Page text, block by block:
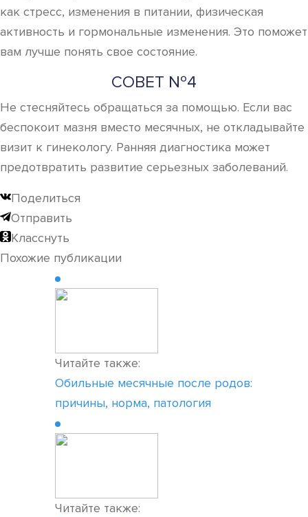
как стресс, изменения в питании, физическая
активность и гормональные изменения. Это поможет
вам лучше понять свое состояние.
СОВЕТ №4
Не стесняйтесь обращаться за помощью. Если вас
беспокоит мазня вместо месячных, не откладывайте
визит к гинекологу. Ранняя диагностика может
предотвратить развитие серьезных заболеваний.
Поделиться
Отправить
Класснуть
Похожие публикации
Читайте также:
Обильные месячные после родов:
причины, норма, патология
Читайте также: